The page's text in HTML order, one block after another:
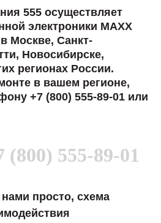
555 осуществляет
электроники MAXX
Москве, Санкт-
Новосибирске,
регионах России.
в вашем регионе,
+7 (800) 555-89-01 или
(800) 555-89-01
нами просто, схема